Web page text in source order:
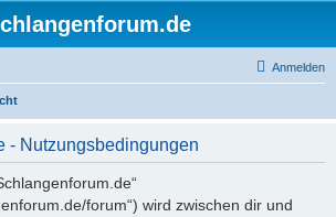
Anmelden
- Nutzungsbedingungen
forum“) wird zwischen dir und